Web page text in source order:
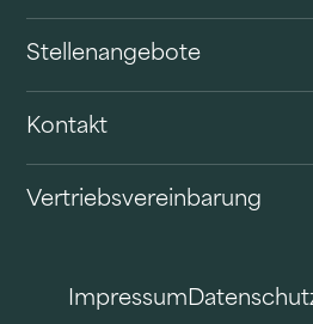
Stellenangebote
Kontakt
Vertriebsvereinbarung
Impressum